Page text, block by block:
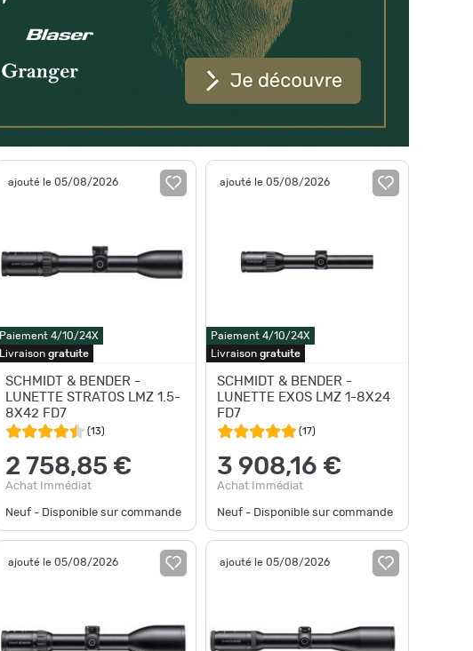
ajouté le 05/08/2026
Paiement 4/10/24X
Livraison gratuite
SCHMIDT & BENDER -
LUNETTE STRATOS LMZ 1.5-
8X42 FD7
(13)
2 758,85 €
Achat Immédiat
Neuf - Disponible sur commande
ajouté le 05/08/2026
Paiement 4/10/24X
Livraisongratuite
SCHMIDT & BENDER -
LUNETTE EXOS LMZ 1-8X24
FD7
(17)
3 908,16 €
Achat Immédiat
Neuf - Disponible sur commande
ajouté le 05/08/2026 ajouté le 05/08/2026